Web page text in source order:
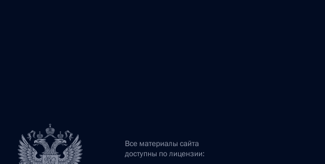
Все материалы сайта
доступны по лицензии: